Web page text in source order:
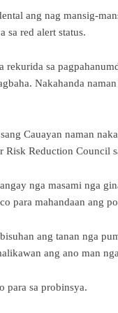
ang nag mansig-
sa red alert status.
sa
Nakahanda
Cauayan naman
Risk Reduction Council
nga masami nga
para mahandaan ang
ang tanan nga
ang ano man
para sa probinsya.